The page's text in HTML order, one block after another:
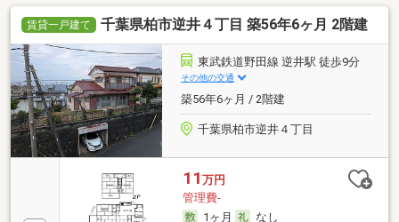
賃貸一戸建て 千葉県柏市逆井４丁目 築56年6ヶ月 2階建
東武鉄道野田線 逆井駅 徒歩9分
その他の交通
築56年6ヶ月 / 2階建
千葉県柏市逆井４丁目
11 万円
管理費-
1ヶ月
なし